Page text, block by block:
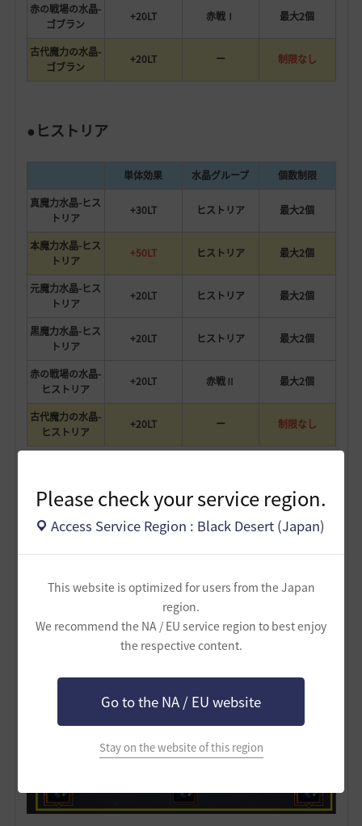
Please check your service region.
Access Service Region : Black Desert (Japan)
This website is optimized for users from the Japan
region.
We recommend the NA / EU service region to best enjoy
the respective content.
Go to the NA / EU website
Stay on the website of this region
赤の戦場の水晶-
ゴブラン
+20LT 赤戦Ⅰ 最大2個
古代魔力の水晶-
ゴブラン
+20LT ー 制限なし
●ヒストリア
単体効果 水晶グループ
個数制限
真魔力水晶-ヒス
トリア
+30LT ヒストリア 最大2個
本魔力水晶-ヒス
トリア
+50LT ヒストリア 最大2個
元魔力水晶-ヒス
トリア
+20LT ヒストリア 最大2個
黒魔力水晶-ヒス
トリア
+20LT ヒストリア 最大2個
赤の戦場の水晶-
ヒストリア
+20LT 赤戦Ⅱ 最大2個
古代魔力の水晶-
ヒストリア
+20LT ー 制限なし
事で、コストを抑えつつ重量を増やせます。
この画像で最大610LT増やせます。